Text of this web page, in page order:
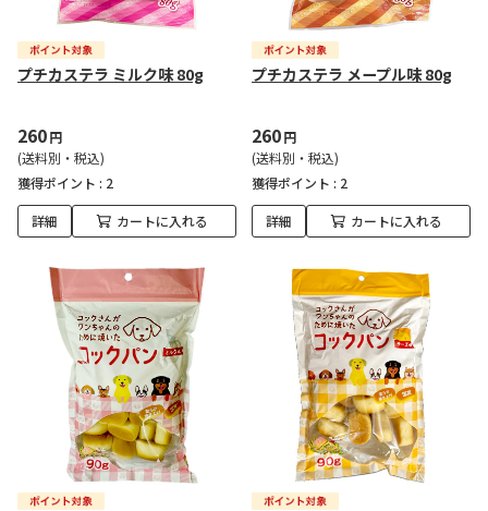
プチカステラ ミルク味 80g
260円
(送料別・税込)
獲得ポイント : 2
詳細 カートに入れる
プチカステラ メープル味 80g
260円
(送料別・税込)
獲得ポイント : 2
詳細 カートに入れる